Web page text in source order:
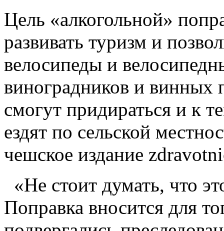
Цель «алкогольной»
развивать туризм и
велосипеды и
виноградников и винных
смогут придираться и к
ездят по сельской
чешское издание
«Не стоит думать, что
Поправка вносится для